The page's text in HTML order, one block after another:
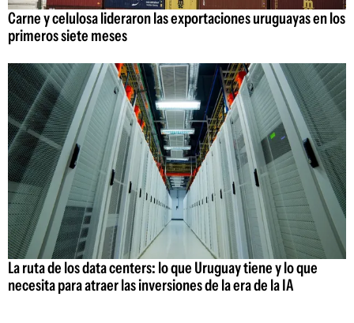
Carne y celulosa lideraron las exportaciones uruguayas en los
primeros siete meses
La ruta de los data centers: lo que Uruguay tiene y lo que
necesita para atraer las inversiones de la era de la IA